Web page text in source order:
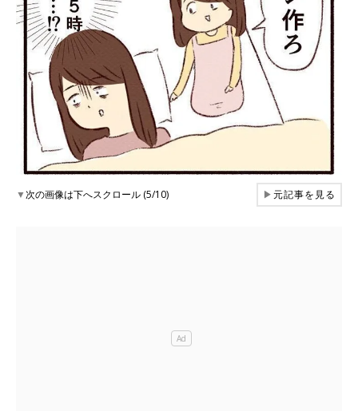
▼次の画像は下へスクロール (5/10) ▶元記事を見る